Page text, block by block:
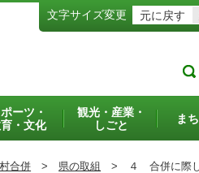
文字サイズ変更 元に戻す
ーツ・
・文化
観光・産業・
しごと
ま
合併 > 県の取組 > ４ 合併に際し